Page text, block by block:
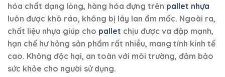
hóa chất dạng lỏng, hàng hóa đựng trên pallet nhựa
luôn được khô ráo, không bị lây lan ẩm mốc. Ngoài ra,
chất liệu nhựa giúp cho pallet chịu được va đập mạnh,
hạn chế hư hỏng sản phẩm rất nhiều, mang tính kinh tế
cao. Không độc hại, an toàn với môi trường, đảm bảo
sức khỏe cho người sử dụng.